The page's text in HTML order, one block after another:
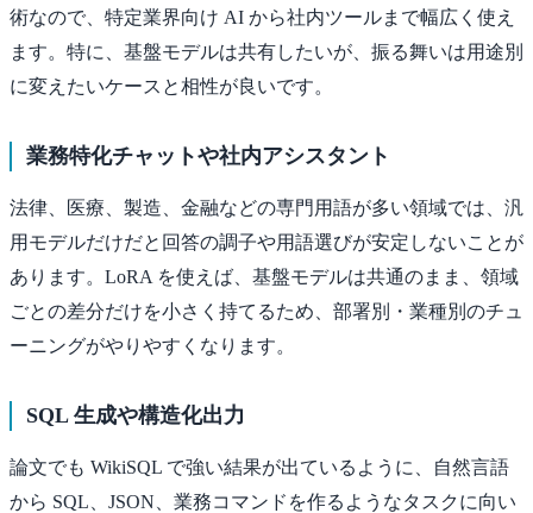
術なので、特定業界向け AI から社内ツールまで幅広く使え
ます。特に、基盤モデルは共有したいが、振る舞いは用途別
に変えたいケースと相性が良いです。
業務特化チャットや社内アシスタント
法律、医療、製造、金融などの専門用語が多い領域では、汎
用モデルだけだと回答の調子や用語選びが安定しないことが
あります。LoRA を使えば、基盤モデルは共通のまま、領域
ごとの差分だけを小さく持てるため、部署別・業種別のチュ
ーニングがやりやすくなります。
SQL 生成や構造化出力
論文でも WikiSQL で強い結果が出ているように、自然言語
から SQL、JSON、業務コマンドを作るようなタスクに向い